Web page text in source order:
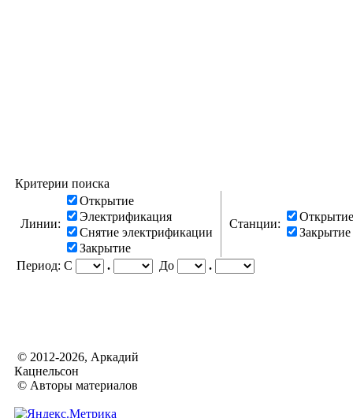
Критерии поиска
Линии:
Открытие
Электрификация
Снятие электрификации
Закрытие
Станции:
Период: С . До .
© 2012-2026, Аркадий
Кацнельсон
© Авторы материалов